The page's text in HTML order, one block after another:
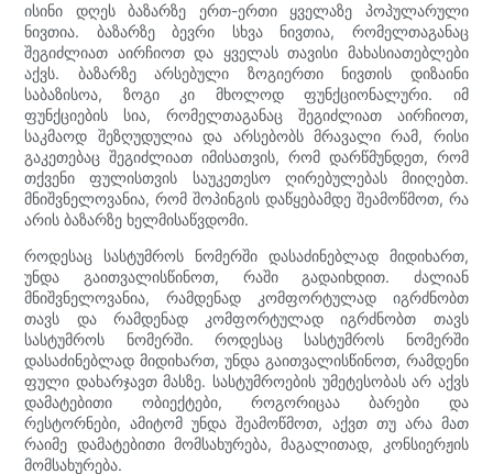
ისინი დღეს ბაზარზე ერთ-ერთი ყველაზე პოპულარული
ნივთია. ბაზარზე ბევრი სხვა ნივთია, რომელთაგანაც
შეგიძლიათ აირჩიოთ და ყველას თავისი მახასიათებლები
აქვს. ბაზარზე არსებული ზოგიერთი ნივთის დიზაინი
საბაზისოა, ზოგი კი მხოლოდ ფუნქციონალური. იმ
ფუნქციების სია, რომელთაგანაც შეგიძლიათ აირჩიოთ,
საკმაოდ შეზღუდულია და არსებობს მრავალი რამ, რისი
გაკეთებაც შეგიძლიათ იმისათვის, რომ დარწმუნდეთ, რომ
თქვენი ფულისთვის საუკეთესო ღირებულებას მიიღებთ.
მნიშვნელოვანია, რომ შოპინგის დაწყებამდე შეამოწმოთ, რა
არის ბაზარზე ხელმისაწვდომი.
როდესაც სასტუმროს ნომერში დასაძინებლად მიდიხართ,
უნდა გაითვალისწინოთ, რაში გადაიხდით. ძალიან
მნიშვნელოვანია, რამდენად კომფორტულად იგრძნობთ
თავს და რამდენად კომფორტულად იგრძნობთ თავს
სასტუმროს ნომერში. როდესაც სასტუმროს ნომერში
დასაძინებლად მიდიხართ, უნდა გაითვალისწინოთ, რამდენი
ფული დახარჯავთ მასზე. სასტუმროების უმეტესობას არ აქვს
დამატებითი ობიექტები, როგორიცაა ბარები და
რესტორნები, ამიტომ უნდა შეამოწმოთ, აქვთ თუ არა მათ
რაიმე დამატებითი მომსახურება, მაგალითად, კონსიერჟის
მომსახურება.